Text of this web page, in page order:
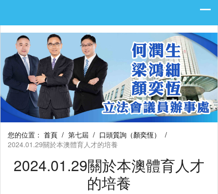
您的位置： 首頁 / 第七屆 / 口頭質詢（顏奕恆）
/
2024.01.29關於本澳體育人才的培養
2024.01.29關於本澳體育人才
的培養